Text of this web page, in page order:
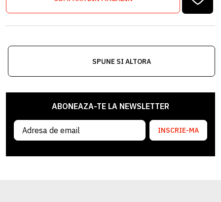
SPUNE SI ALTORA
ABONEAZA-TE LA NEWSLETTER
INSCRIE-MA